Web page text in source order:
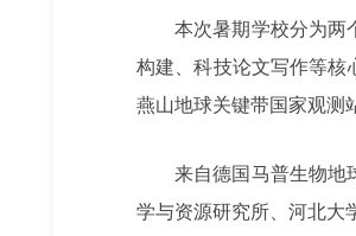
本次暑期学校分为两
构建、科技论文写作等核
燕山地球关键带国家观测
来自德国马普生物地
学与资源研究所、河北大